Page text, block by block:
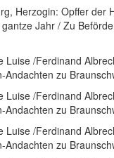
Herzogin: Opffer der
Jahr / Zu
Luise /Ferdinand
zu
Luise /Ferdinand
zu
Luise /Ferdinand
zu